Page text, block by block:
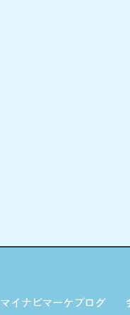
マイナビマーケブログ